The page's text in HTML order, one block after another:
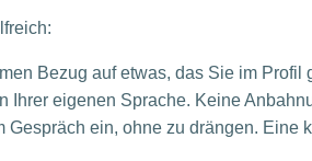
Bezug auf etwas, das Sie im
Ihrer eigenen Sprache. Keine
Gespräch ein, ohne zu drängen. Eine